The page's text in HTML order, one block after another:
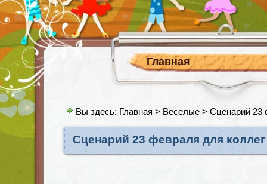
Главная
Вы здесь: Главная > Веселые > Сценарий 23
Сценарий 23 февраля для коллег